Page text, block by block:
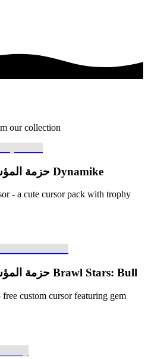
our collection
حزمة المؤشرات المخصصة المجانية Dynamike
- a cute cursor pack with trophy
حزمة المؤشرات المخصصة المجانية Brawl Stars: Bull
custom cursor featuring gem